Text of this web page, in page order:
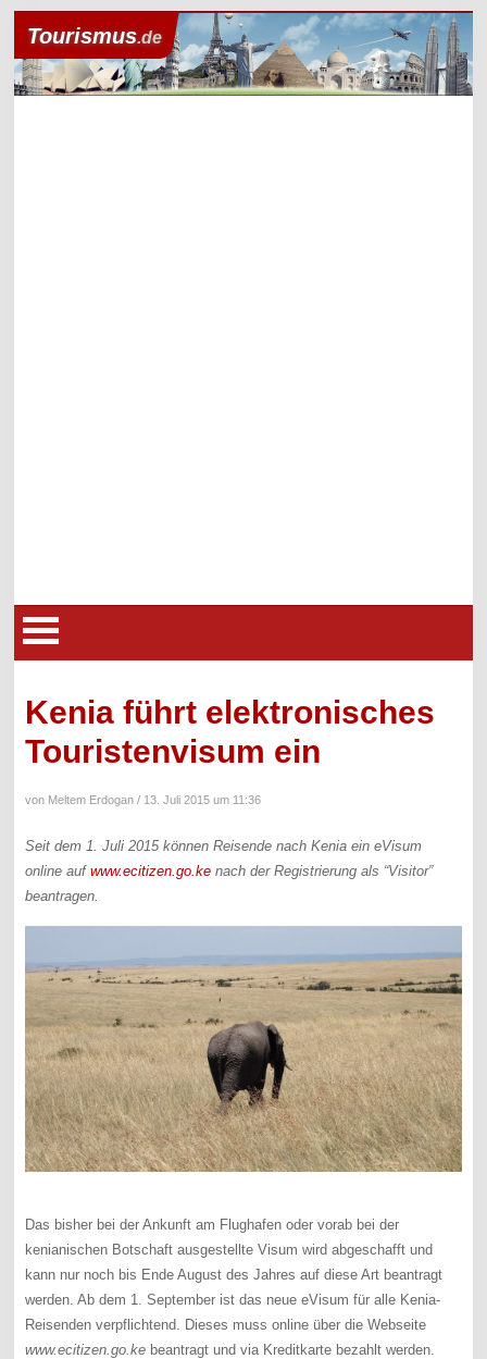
Tourismus.de
Kenia führt elektronisches
Touristenvisum ein
von Meltem Erdogan / 13. Juli 2015 um 11:36
Seit dem 1. Juli 2015 können Reisende nach Kenia ein eVisum
online aufwww.ecitizen.go.ke nach der Registrierung als “Visitor”
beantragen.
Das bisher bei der Ankunft am Flughafen oder vorab bei der
kenianischen Botschaft ausgestellte Visum wird abgeschafft und
kann nur noch bis Ende August des Jahres auf diese Art beantragt
werden. Ab dem 1. September ist das neue eVisum für alle Kenia-
Reisenden verpflichtend. Dieses muss online über die Webseite
www.ecitizen.go.ke beantragt und via Kreditkarte bezahlt werden.